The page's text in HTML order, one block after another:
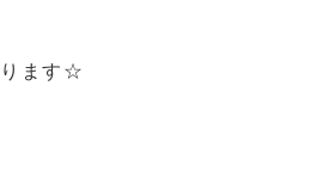
ります☆